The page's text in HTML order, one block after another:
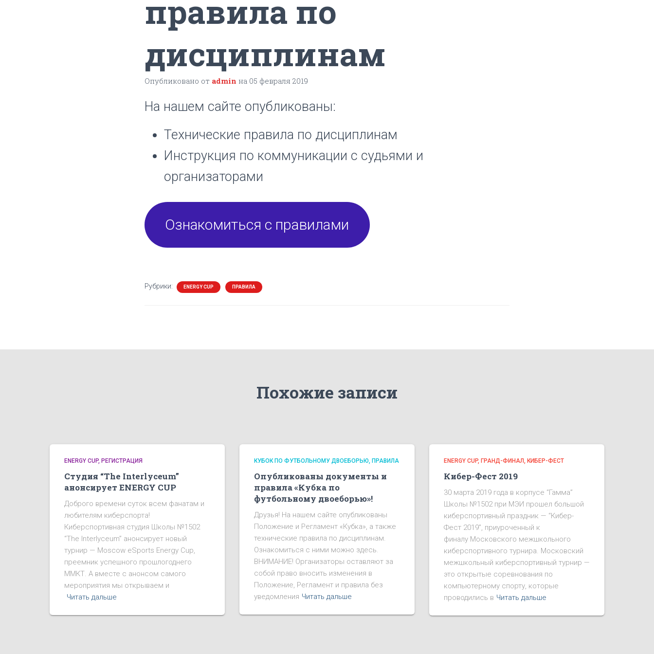
правила по
дисциплинам
Опубликовано от admin на 05 февраля 2019
На нашем сайте опубликованы:
Технические правила по дисциплинам
Инструкция по коммуникации с судьями и
организаторами
Ознакомиться с правилами
Рубрики: ENERGY CUP ПРАВИЛА
Похожие записи
ENERGY CUP РЕГИСТРАЦИЯ
Студия “The Interlyceum”
анонсирует ENERGY CUP
Доброго времени суток всем фанатам и
любителям киберспорта!
Киберспортивная студия Школы №1502
“The Interlyceum” анонсирует новый
турнир — Moscow eSports Energy Cup,
преемник успешного прошлогоднего
ММКТ. А вместе с анонсом самого
мероприятия мы открываем и
Читать дальше
КУБОК ПО ФУТБОЛЬНОМУ ДВОЕБОРЬЮ ПРАВИЛА
Опубликованы документы и
правила «Кубка по
футбольному двоеборью»!
Друзья! На нашем сайте опубликованы
Положение и Регламент «Кубка», а также
технические правила по дисциплинам.
Ознакомиться с ними можно здесь.
ВНИМАНИЕ! Организаторы оставляют за
собой право вносить изменения в
Положение, Регламент и правила без
уведомления Читать дальше
ENERGY CUP ГРАНД-ФИНАЛ КИБЕР-ФЕСТ
Кибер-Фест 2019
30 марта 2019 года в корпусе “Гамма”
Школы №1502 при МЭИ прошел большой
киберспортивный праздник — “Кибер-
Фест 2019”, приуроченный к
финалу Московского межшкольного
киберспортивного турнира. Московский
межшкольный киберспортивный турнир —
это открытые соревнования по
компьютерному спорту, которые
проводились в Читать дальше